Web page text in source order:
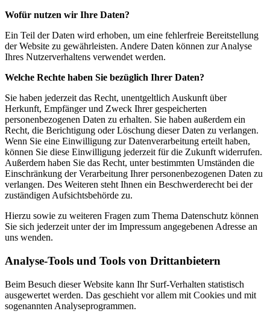
Wofür nutzen wir Ihre Daten?
Ein Teil der Daten wird erhoben, um eine fehlerfreie Bereitstellung
der Website zu gewährleisten. Andere Daten können zur Analyse
Ihres Nutzerverhaltens verwendet werden.
Welche Rechte haben Sie bezüglich Ihrer Daten?
Sie haben jederzeit das Recht, unentgeltlich Auskunft über
Herkunft, Empfänger und Zweck Ihrer gespeicherten
personenbezogenen Daten zu erhalten. Sie haben außerdem ein
Recht, die Berichtigung oder Löschung dieser Daten zu verlangen.
Wenn Sie eine Einwilligung zur Datenverarbeitung erteilt haben,
können Sie diese Einwilligung jederzeit für die Zukunft widerrufen.
Außerdem haben Sie das Recht, unter bestimmten Umständen die
Einschränkung der Verarbeitung Ihrer personenbezogenen Daten zu
verlangen. Des Weiteren steht Ihnen ein Beschwerderecht bei der
zuständigen Aufsichtsbehörde zu.
Hierzu sowie zu weiteren Fragen zum Thema Datenschutz können
Sie sich jederzeit unter der im Impressum angegebenen Adresse an
uns wenden.
Analyse-Tools und Tools von Drittanbietern
Beim Besuch dieser Website kann Ihr Surf-Verhalten statistisch
ausgewertet werden. Das geschieht vor allem mit Cookies und mit
sogenannten Analyseprogrammen.